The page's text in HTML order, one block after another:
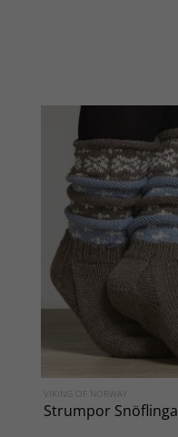
VIKING OF NORWAY
Strumpor Snöflinga